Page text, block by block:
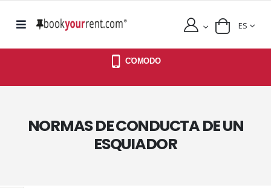
ES
CΌMODO
NORMAS DE CONDUCTA DE UN
ESQUIADOR